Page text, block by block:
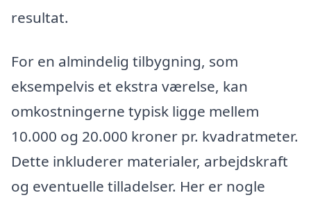
resultat.
For en almindelig tilbygning, som
eksempelvis et ekstra værelse, kan
omkostningerne typisk ligge mellem
10.000 og 20.000 kroner pr. kvadratmeter.
Dette inkluderer materialer, arbejdskraft
og eventuelle tilladelser. Her er nogle